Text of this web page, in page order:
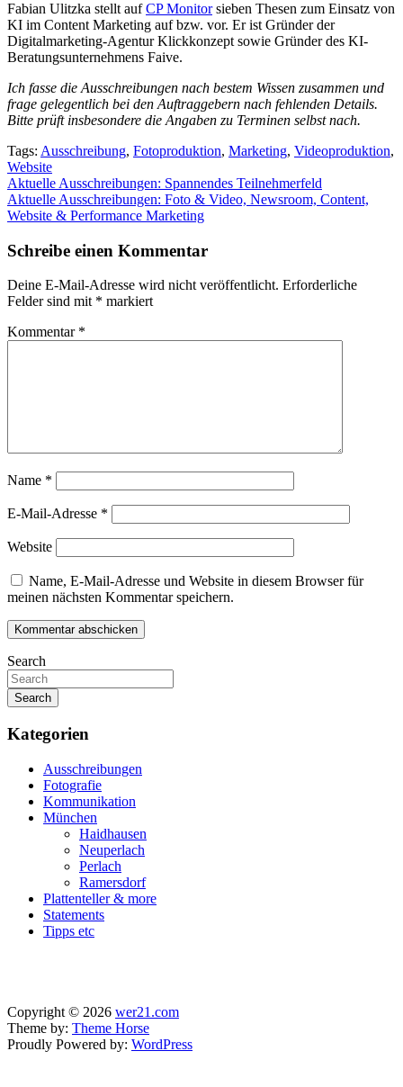
Fabian Ulitzka stellt aufCP Monitorsieben Thesen zum Einsatz von
KI im Content Marketing auf bzw. vor. Er ist Gründer der
Digitalmarketing-Agentur Klickkonzept sowie Gründer des KI-
Beratungsunternehmens Faive.
Ich fasse die Ausschreibungen nach bestem Wissen zusammen und
frage gelegentlich bei den Auftraggebern nach fehlenden Details.
Bitte prüft insbesondere die Angaben zu Terminen selbst nach.
Tags: Ausschreibung, Fotoproduktion, Marketing, Videoproduktion,
Website
Beitragsnavigation
Aktuelle Ausschreibungen: Spannendes Teilnehmerfeld
Aktuelle Ausschreibungen: Foto & Video, Newsroom, Content,
Website & Performance Marketing
Schreibe einen Kommentar
Deine E-Mail-Adresse wird nicht veröffentlicht. Erforderliche
Felder sind mit * markiert
Kommentar *
Name *
E-Mail-Adresse *
Website
Name, E-Mail-Adresse und Website in diesem Browser für
meinen nächsten Kommentar speichern.
Search
Search
Kategorien
Ausschreibungen
Fotografie
Kommunikation
München
Haidhausen
Neuperlach
Perlach
Ramersdorf
Plattenteller & more
Statements
Tipps etc
Copyright © 2026 wer21.com
Theme by: Theme Horse
Proudly Powered by: WordPress